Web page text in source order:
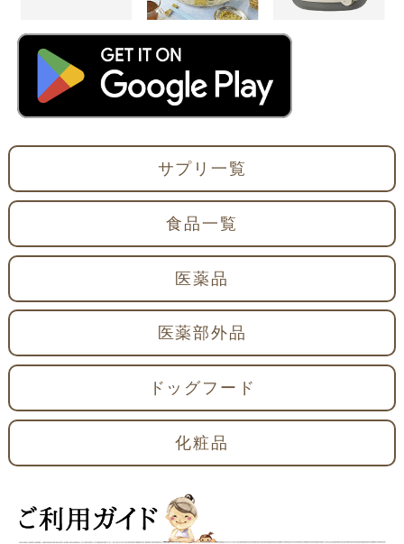
サプリ一覧
食品一覧
医薬品
医薬部外品
ドッグフード
化粧品